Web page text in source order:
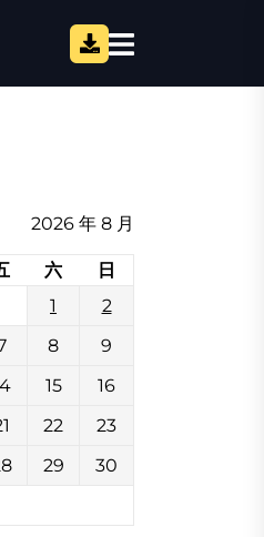
2026 年 8 月
六
日
1
2
8
9
15
16
22
23
29
30